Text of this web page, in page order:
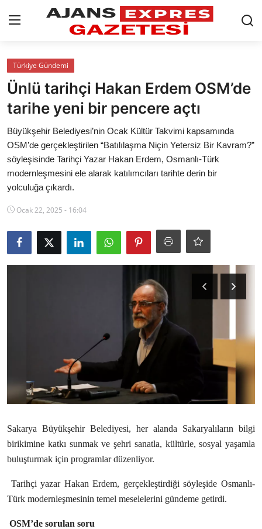
GİRİŞ YAP
AnaSayfa
Siyaset
Türkiye Gündemi
Eğitim
Spor
TBMM Haberleri
Belediye
Sağlık
SON DAKİKA
Türkiye Gündemi
Ünlü tarihçi Hakan Erdem OSM’de
tarihe yeni bir pencere açtı
Büyükşehir Belediyesi’nin Ocak Kültür Takvimi kapsamında
OSM’de gerçekleştirilen “Batılılaşma Niçin Yetersiz Bir Kavram?”
söyleşisinde Tarihçi Yazar Hakan Erdem, Osmanlı-Türk
modernleşmesini ele alarak katılımcıları tarihte derin bir
yolculuğa çıkardı.
Ocak 22, 2025 - 16:04
Sakarya Büyükşehir Belediyesi, her alanda Sakaryalıların bilgi
birikimine katkı sunmak ve şehri sanatla, kültürle, sosyal yaşamla
buluşturmak için programlar düzenliyor.
Tarihçi yazar Hakan Erdem, gerçekleştirdiği söyleşide Osmanlı-
Türk modernleşmesinin temel meselelerini gündeme getirdi.
OSM’de sorulan soru